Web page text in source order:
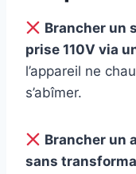
Brancher un
prise 110V via
l’appareil ne
s’abîmer.
Brancher un
sans